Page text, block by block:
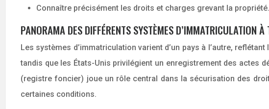
Connaître précisément les droits et charges grevant la propriété.
PANORAMA DES DIFFÉRENTS SYSTÈMES D’IMMATRICULATION À
Les systèmes d’immatriculation varient d’un pays à l’autre,
tandis que les États-Unis privilégient un enregistrement des actes
(registre foncier) joue un rôle central dans la sécurisation des
certaines conditions.